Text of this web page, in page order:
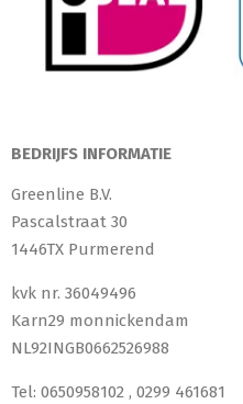
BEDRIJFS INFORMATIE
Greenline B.V.
Pascalstraat 30
1446TX Purmerend
kvk nr. 36049496
Karn29 monnickendam
NL92INGB0662526988
Tel: 0650958102 , 0299 461681